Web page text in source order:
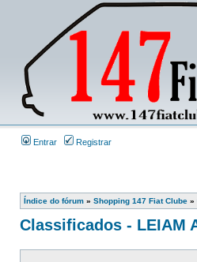
Entrar Registrar
Índice do fórum » Shopping 147 Fiat Clube »
Classificados - LEIAM